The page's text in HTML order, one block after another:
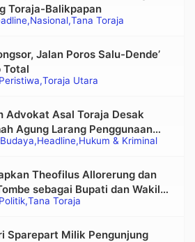
Nasional Tana Toraja
Toraja-Balikpapan
Peristiwa Toraja Utara
Jalan Poros Salu-Dende’
Total
Headline Hukum & Kriminal
Advokat Asal Toraja Desak
Agung Larang Penggunaan
pada Eksekusi Rumah Adat
Politik Tana Toraja
Theofilus Allorerung dan
sebagai Bupati dan Wakil
Toraja Terpilih
Sparepart Milik Pengunjung